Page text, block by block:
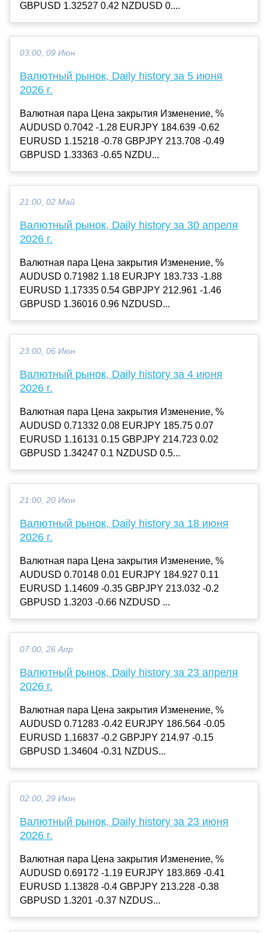
GBPUSD 1.32527 0.42 NZDUSD 0....
03:00, 09 Июн
Валютный рынок, Daily history за 5 июня
2026 г.
Валютная пара Цена закрытия Изменение, %
AUDUSD 0.7042 -1.28 EURJPY 184.639 -0.62
EURUSD 1.15218 -0.78 GBPJPY 213.708 -0.49
GBPUSD 1.33363 -0.65 NZDU...
21:00, 02 Май
Валютный рынок, Daily history за 30 апреля
2026 г.
Валютная пара Цена закрытия Изменение, %
AUDUSD 0.71982 1.18 EURJPY 183.733 -1.88
EURUSD 1.17335 0.54 GBPJPY 212.961 -1.46
GBPUSD 1.36016 0.96 NZDUSD...
23:00, 06 Июн
Валютный рынок, Daily history за 4 июня
2026 г.
Валютная пара Цена закрытия Изменение, %
AUDUSD 0.71332 0.08 EURJPY 185.75 0.07
EURUSD 1.16131 0.15 GBPJPY 214.723 0.02
GBPUSD 1.34247 0.1 NZDUSD 0.5...
21:00, 20 Июн
Валютный рынок, Daily history за 18 июня
2026 г.
Валютная пара Цена закрытия Изменение, %
AUDUSD 0.70148 0.01 EURJPY 184.927 0.11
EURUSD 1.14609 -0.35 GBPJPY 213.032 -0.2
GBPUSD 1.3203 -0.66 NZDUSD ...
07:00, 26 Апр
Валютный рынок, Daily history за 23 апреля
2026 г.
Валютная пара Цена закрытия Изменение, %
AUDUSD 0.71283 -0.42 EURJPY 186.564 -0.05
EURUSD 1.16837 -0.2 GBPJPY 214.97 -0.15
GBPUSD 1.34604 -0.31 NZDUS...
02:00, 29 Июн
Валютный рынок, Daily history за 23 июня
2026 г.
Валютная пара Цена закрытия Изменение, %
AUDUSD 0.69172 -1.19 EURJPY 183.869 -0.41
EURUSD 1.13828 -0.4 GBPJPY 213.228 -0.38
GBPUSD 1.3201 -0.37 NZDUS...